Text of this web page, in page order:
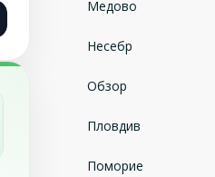
Медово
Несебр
Обзор
Пловдив
Поморие